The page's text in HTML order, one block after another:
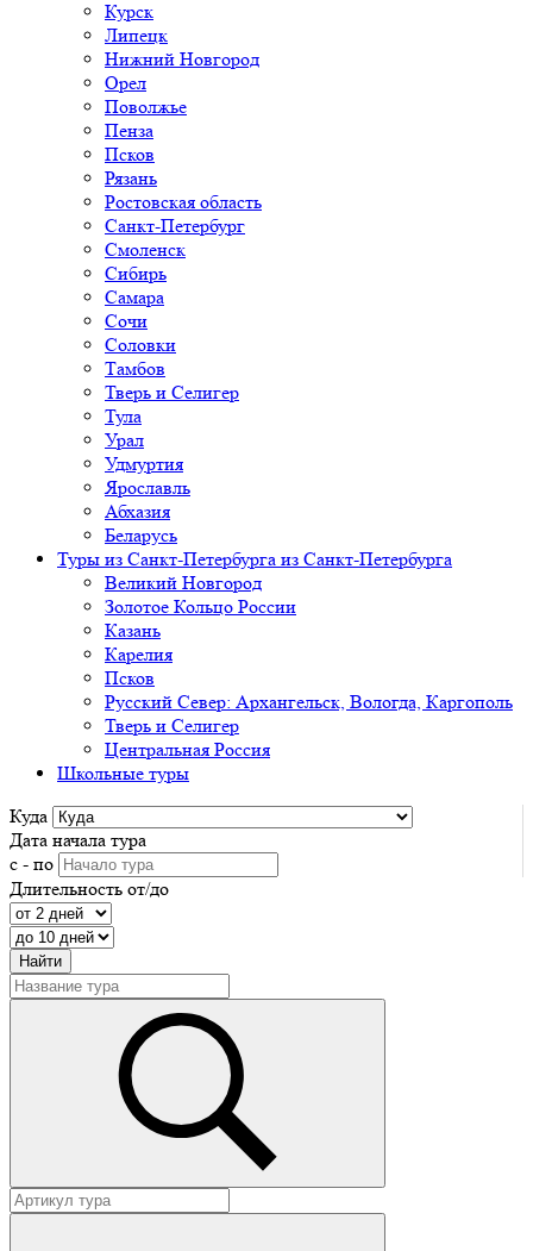
Курск
Липецк
Нижний Новгород
Орел
Поволжье
Пенза
Псков
Рязань
Ростовская область
Санкт-Петербург
Смоленск
Сибирь
Самара
Сочи
Соловки
Тамбов
Тверь и Селигер
Тула
Урал
Удмуртия
Ярославль
Абхазия
Беларусь
Туры из Санкт-Петербурга из Санкт-Петербурга
Великий Новгород
Золотое Кольцо России
Казань
Карелия
Псков
Русский Север: Архангельск, Вологда, Каргополь
Тверь и Селигер
Центральная Россия
Школьные туры
Куда
Дата начала тура
с - по
Длительность от/до